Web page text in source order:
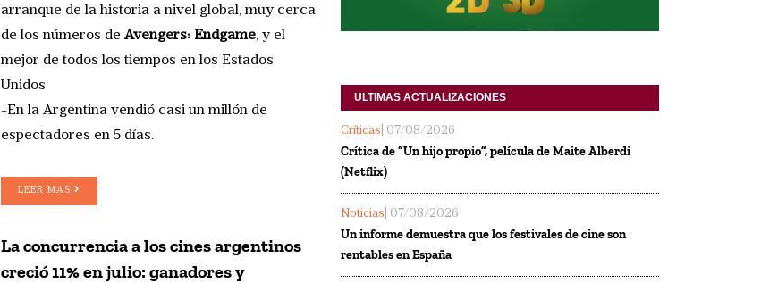
arranque de la historia a nivel global, muy cerca
de los números de Avengers: Endgame, y el
mejor de todos los tiempos en los Estados
Unidos
-En la Argentina vendió casi un millón de
espectadores en 5 días.
LEER MAS
La concurrencia a los cines argentinos
creció 11% en julio: ganadores y
ULTIMAS ACTUALIZACIONES
Críticas | 07/08/2026
Crítica de “Un hijo propio”, película de Maite Alberdi
(Netflix)
Noticias | 07/08/2026
Un informe demuestra que los festivales de cine son
rentables en España